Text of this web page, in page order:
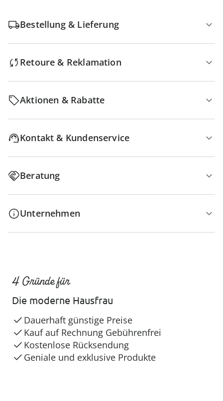
Bestellung & Lieferung
Retoure & Reklamation
Aktionen & Rabatte
Kontakt & Kundenservice
Beratung
Unternehmen
4 Gründe für
Die moderne Hausfrau
Dauerhaft günstige Preise
Kauf auf Rechnung Gebührenfrei
Kostenlose Rücksendung
Geniale und exklusive Produkte